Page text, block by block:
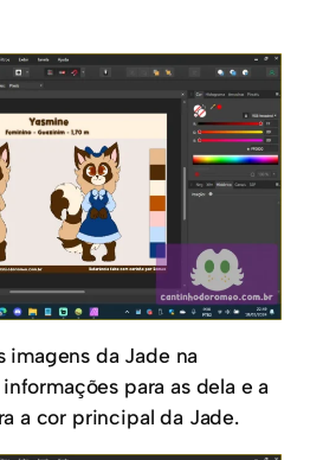
imagens da Jade na
para as dela e a
a cor principal da Jade.